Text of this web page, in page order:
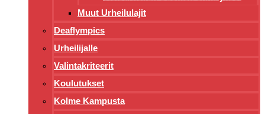
Muut Urheilulajit
Deaflympics
Urheilijalle
Valintakriteerit
Koulutukset
Kolme Kampusta